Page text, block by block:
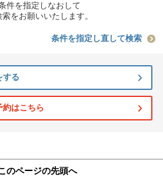
件を指定しなおして
をお願いいたします。
条件を指定し直して検索
する
はこちら
のページの先頭へ